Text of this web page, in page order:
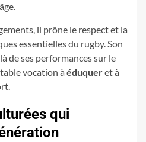
il prône le respect et la
essentielles du rugby. Son
de ses performances sur le
vocation à éduqueret à
qui